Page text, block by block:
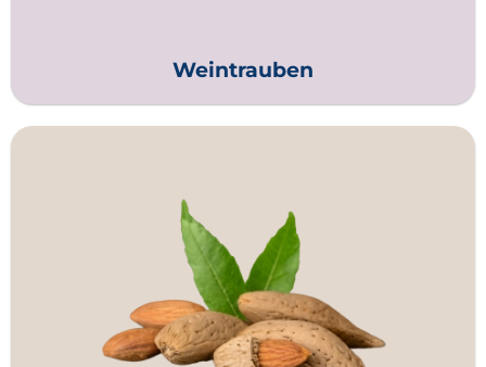
Weintrauben